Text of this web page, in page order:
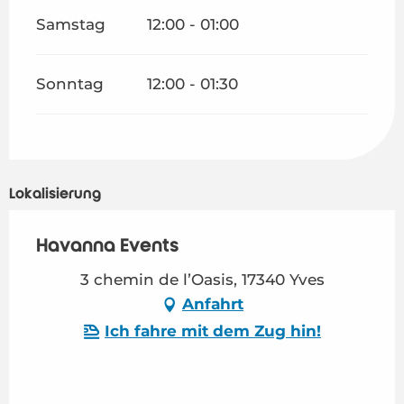
Samstag 12:00 - 01:00
Sonntag 12:00 - 01:30
Lokalisierung
Havanna Events
3 chemin de l’Oasis, 17340 Yves
Anfahrt
Ich fahre mit dem Zug hin!